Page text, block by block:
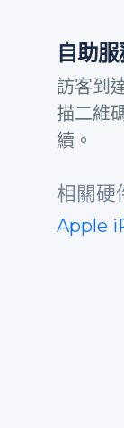
自助
訪客到
描二維
續。
相關硬
Apple